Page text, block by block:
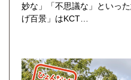
妙な」「不思議な」といっ
げ百景」はKCT…